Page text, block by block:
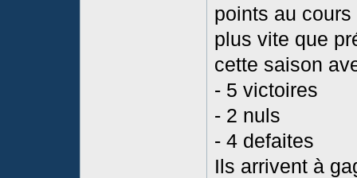
points au
plus vite que
cette saison
- 5 victoires
- 2 nuls
- 4 defaites
Ils arrivent à